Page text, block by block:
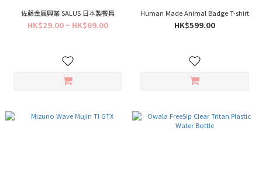
佐藤金属興業 SALUS 日本製餐具
HK$29.00 ~ HK$69.00
Human Made Animal Badge T-shirt
HK$599.00